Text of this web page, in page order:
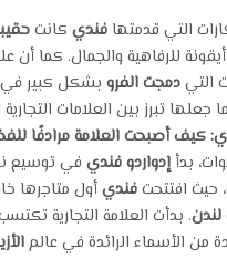
التي قدمتهافندي كانت
للرفاهية والجمال. كما أن
التيدمجت الفرو بشكل كبير في
جعلها تبرز بين العلامات
كيف أصبحت العلامة مرادفًا
بدأإدواردو فندي في توسيع
حيث افتتحتفنديأول متاجرها
لندن. بدأت العلامة التجارية
من الأسماء الرائدة في عالم